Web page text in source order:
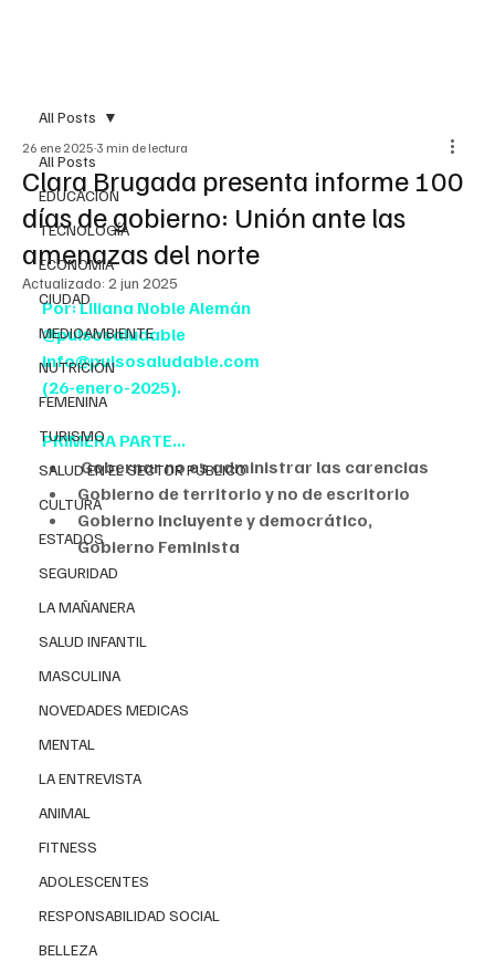
All Posts
EDUCACIÓN
TECNOLOGÍA
ECONOMÍA
CIUDAD
MEDIOAMBIENTE
NUTRICIÓN
FEMENINA
TURISMO
SALUD EN EL SECTOR PÚBLICO
CULTURA
ESTADOS
SEGURIDAD
LA MAÑANERA
SALUD INFANTIL
MASCULINA
NOVEDADES MEDICAS
MENTAL
LA ENTREVISTA
ANIMAL
FITNESS
ADOLESCENTES
RESPONSABILIDAD SOCIAL
BELLEZA
All Posts
Clara Brugada presenta informe 100
días de gobierno: Unión ante las
amenazas del norte
26 ene 2025 3 min de lectura
Actualizado: 2 jun 2025
Por: Liliana Noble Alemán
@pulsosaludable
info@pulsosaludable.com
(26-enero-2025).
PRIMERA PARTE...
Gobernar no es administrar las carencias
Gobierno de territorio y no de escritorio
Gobierno incluyente y democrático,
Gobierno Feminista